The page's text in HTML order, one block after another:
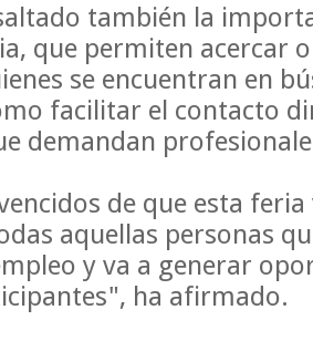
también la
que permiten acercar
se encuentran en
facilitar el contacto
demandan
de que esta
aquellas personas
y va a generar
ha afirmado.